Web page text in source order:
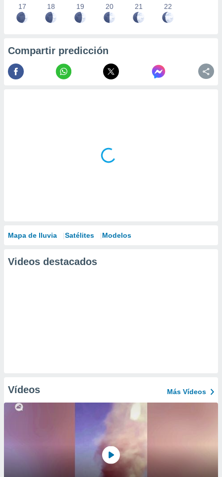
17 18 19 20 21 22
Compartir predicción
Mapa de lluvia Satélites Modelos
Videos destacados
Vídeos Más Vídeos